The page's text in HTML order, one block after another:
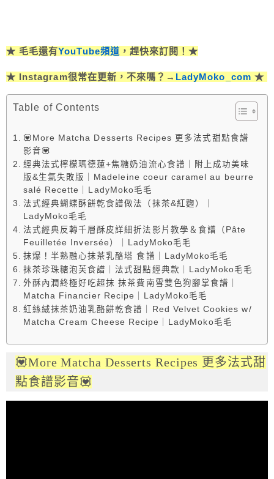
★ 毛毛還有YouTube頻道 ，趕快來訂閱！★
★ Instagram很常在更新，不來嗎？→ LadyMoko_com ★
Table of Contents
💟More Matcha Desserts Recipes 更多法式甜點食譜
影音💟
經典法式檸檬瑪德蓮+焦糖奶油流心食譜｜附上成功美味
版&生氣失敗版｜Madeleine coeur caramel au beurre
salé Recette｜LadyMoko毛毛
法式經典蝴蝶酥餅乾食譜做法（抹茶&紅麴）｜
LadyMoko毛毛
法式經典反轉千層酥皮詳細折法影片教學＆食譜（Pâte
Feuilletée Inversée）｜LadyMoko毛毛
抹爆！半熟融心抹茶乳酪塔 食譜｜LadyMoko毛毛
抹茶珍珠糖泡芙食譜｜法式甜點經典款｜LadyMoko毛毛
外酥內潤終極好吃超抹 抹茶費南雪雙色狗腳掌食譜｜
Matcha Financier Recipe｜LadyMoko毛毛
紅絲絨抹茶奶油乳酪餅乾食譜｜Red Velvet Cookies w/
Matcha Cream Cheese Recipe｜LadyMoko毛毛
💟More Matcha Desserts Recipes 更多法式甜
點食譜影音💟